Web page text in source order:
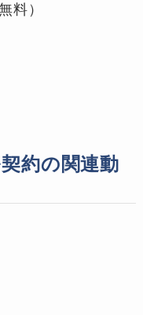
料）
約の関連動